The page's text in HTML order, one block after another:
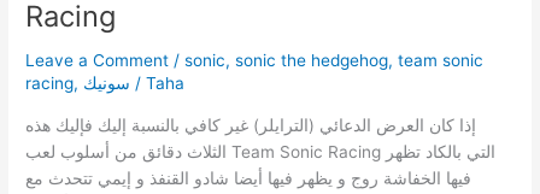
3
Racing
Leave a Comment /sonic,sonic the hedgehog,team sonic
racing, سونيك /Taha
إذا كان العرض الدعائي (الترايلر) غير كافي بالنسبة إليك فإليك هذه
الثلاث دقائق من أسلوب لعب Team Sonic Racing التي بالكاد تظهر
فيها الخفاشة روج و يظهر فيها أيضا شادو القنفذ و إيمي تتحدث مع